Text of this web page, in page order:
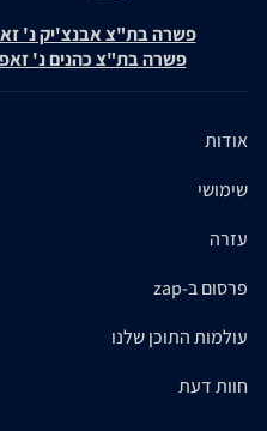
פשרה בת"צ אבנצ'יק נ' זאפ גרופ
פשרה בת"צ כהנים נ' זאפ גרופ
אודות
שימושי
עזרה
פרסום ב-zap
עולמות התוכן שלנו
חוות דעת